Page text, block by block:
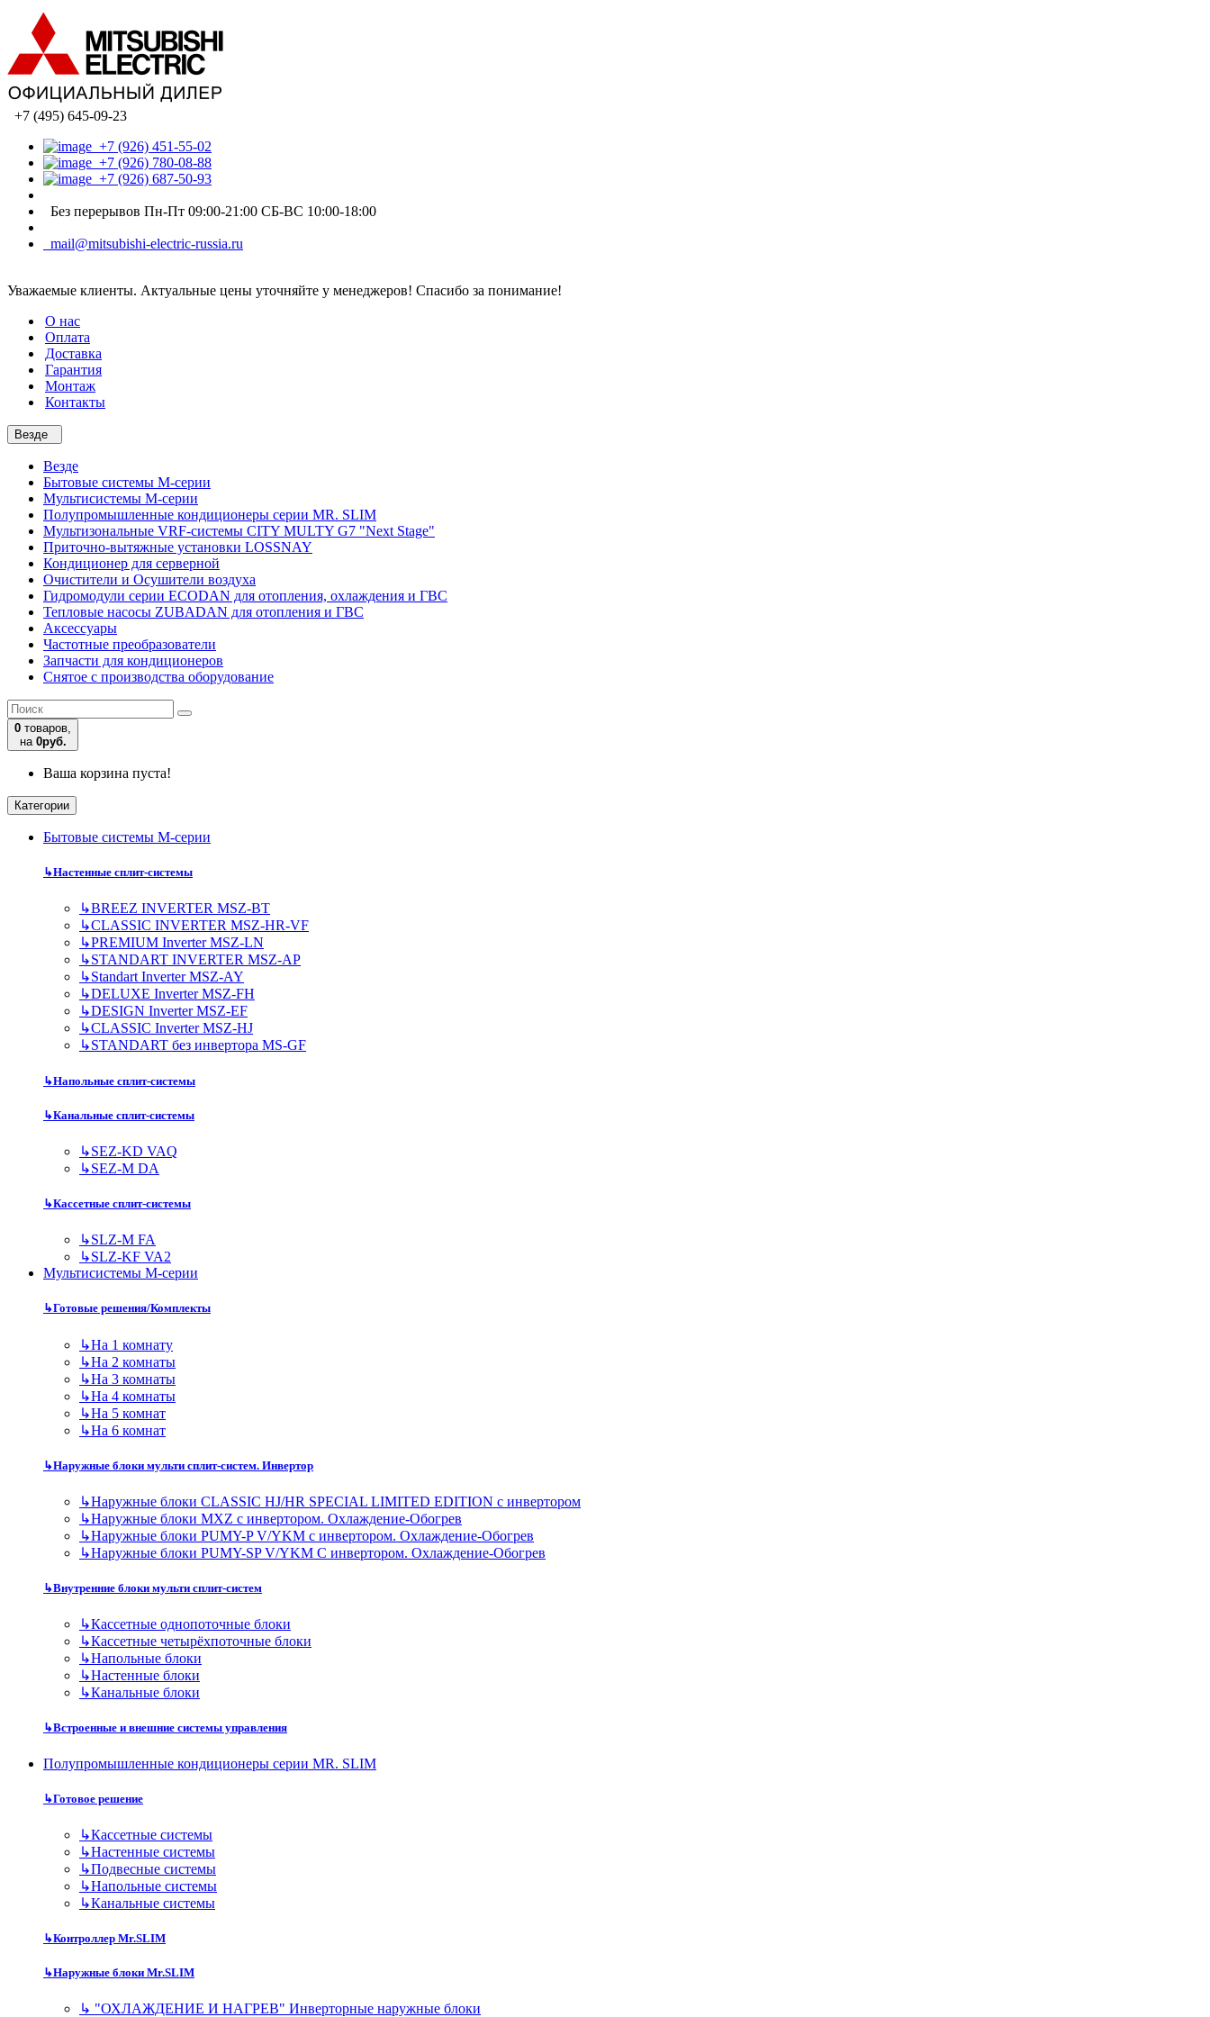
+7 (495) 645-09-23
+7 (926) 451-55-02
+7 (926) 780-08-88
+7 (926) 687-50-93
Без перерывов Пн-Пт 09:00-21:00 СБ-ВС 10:00-18:00
mail@mitsubishi-electric-russia.ru
Уважаемые клиенты. Актуальные цены уточняйте у менеджеров! Спасибо за понимание!
О нас
Оплата
Доставка
Гарантия
Монтаж
Контакты
Везде
Везде
Бытовые системы M-серии
Мультисистемы M-серии
Полупромышленные кондиционеры серии MR. SLIM
Мультизональные VRF-системы CITY MULTY G7 "Next Stage"
Приточно-вытяжные установки LOSSNAY
Кондиционер для серверной
Очистители и Осушители воздуха
Гидромодули серии ECODAN для отопления, охлаждения и ГВС
Тепловые насосы ZUBADAN для отопления и ГВС
Аксесcуары
Частотные преобразователи
Запчасти для кондиционеров
Снятое с производства оборудование
0 товаров,
на 0руб.
Ваша корзина пуста!
Категории
Бытовые системы M-серии
↳Настенные сплит-системы
↳BREEZ INVERTER MSZ-BT
↳CLASSIC INVERTER MSZ-HR-VF
↳PREMIUM Inverter MSZ-LN
↳STANDART INVERTER MSZ-AP
↳Standart Inverter MSZ-AY
↳DELUXE Inverter MSZ-FH
↳DESIGN Inverter MSZ-EF
↳CLASSIC Inverter MSZ-HJ
↳STANDART без инвертора MS-GF
↳Напольные сплит-системы
↳Канальные сплит-системы
↳SEZ-KD VAQ
↳SEZ-M DA
↳Кассетные сплит-системы
↳SLZ-M FA
↳SLZ-KF VA2
Мультисистемы M-серии
↳Готовые решения/Комплекты
↳На 1 комнату
↳На 2 комнаты
↳На 3 комнаты
↳На 4 комнаты
↳На 5 комнат
↳На 6 комнат
↳Наружные блоки мульти сплит-систем. Инвертор
↳Наружные блоки CLASSIC HJ/HR SPECIAL LIMITED EDITION с инвертором
↳Наружные блоки MXZ с инвертором. Охлаждение-Обогрев
↳Наружные блоки PUMY-P V/YKM с инвертором. Охлаждение-Обогрев
↳Наружные блоки PUMY-SP V/YKM С инвертором. Охлаждение-Обогрев
↳Внутренние блоки мульти сплит-систем
↳Кассетные однопоточные блоки
↳Кассетные четырёхпоточные блоки
↳Напольные блоки
↳Настенные блоки
↳Канальные блоки
↳Встроенные и внешние системы управления
Полупромышленные кондиционеры серии MR. SLIM
↳Готовое решение
↳Кассетные системы
↳Настенные системы
↳Подвесные системы
↳Напольные системы
↳Канальные системы
↳Контроллер Mr.SLIM
↳Наружные блоки Mr.SLIM
↳ "ОХЛАЖДЕНИЕ И НАГРЕВ" Инверторные наружные блоки